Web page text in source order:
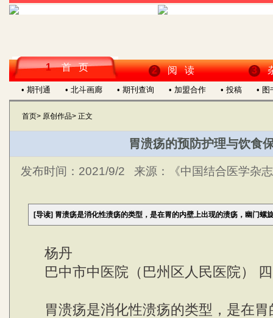
1 首 页 2 阅 读 3
• 期刊通 • 北斗画廊 • 期刊查询 • 加盟合作 • 投稿 • 图
首页> 原创作品> 正文
胃溃疡的预防护理与饮食
发布时间： 2021/9/2 来源： 《中国结合医学杂
[导读] 胃溃疡是消化性溃疡的类型，是在胃的内壁上出现的溃疡，幽门螺
杨丹
巴中市中医院（巴州区人民医院） 四
胃溃疡是消化性溃疡的类型，是在胃